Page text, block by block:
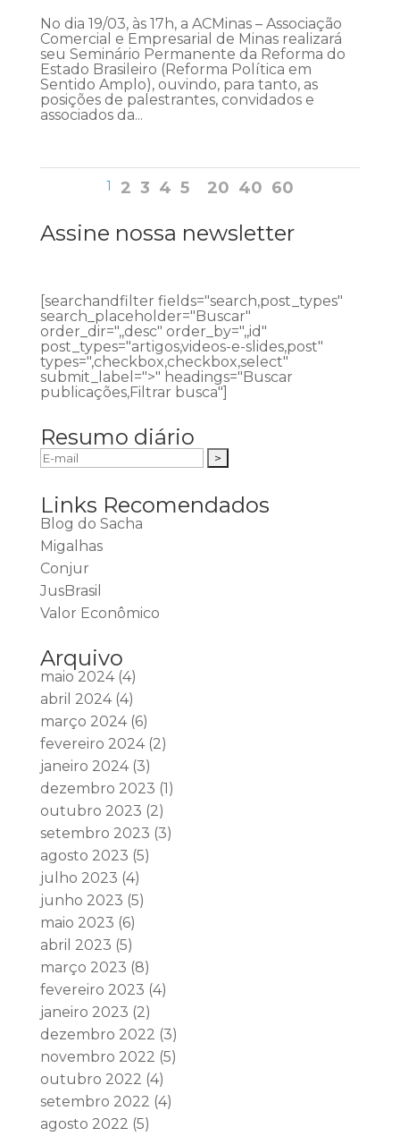
No dia 19/03, às 17h, a ACMinas – Associação
Comercial e Empresarial de Minas realizará
seu Seminário Permanente da Reforma do
Estado Brasileiro (Reforma Política em
Sentido Amplo), ouvindo, para tanto, as
posições de palestrantes, convidados e
associados da...
1 2 3 4 5 20 40 60
Assine nossa newsletter
[searchandfilter fields="search,post_types"
search_placeholder="Buscar"
order_dir=",,desc" order_by=",,id"
post_types="artigos,videos-e-slides,post"
types=",checkbox,checkbox,select"
submit_label=">" headings="Buscar
publicações,Filtrar busca"]
Resumo diário
Links Recomendados
Blog do Sacha
Migalhas
Conjur
JusBrasil
Valor Econômico
Arquivo
maio 2024(4)
abril 2024(4)
março 2024(6)
fevereiro 2024(2)
janeiro 2024(3)
dezembro 2023 (1)
outubro 2023 (2)
setembro 2023 (3)
agosto 2023 (5)
julho 2023 (4)
junho 2023 (5)
maio 2023 (6)
abril 2023 (5)
março 2023 (8)
fevereiro 2023 (4)
janeiro 2023 (2)
dezembro 2022 (3)
novembro 2022 (5)
outubro 2022 (4)
setembro 2022 (4)
agosto 2022 (5)